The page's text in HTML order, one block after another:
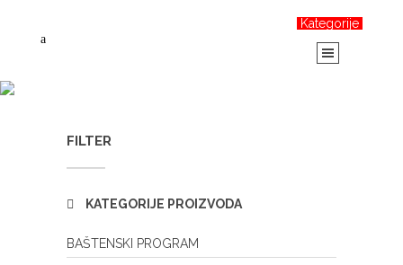
Kategorije
FILTER
KATEGORIJE PROIZVODA
BAŠTENSKI PROGRAM